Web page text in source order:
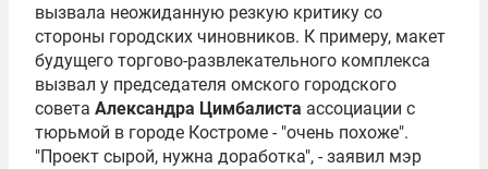
вызвала неожиданную резкую критику со
стороны городских чиновников. К примеру, макет
будущего торгово-развлекательного комплекса
вызвал у председателя омского городского
совета Александра Цимбалиста ассоциации с
тюрьмой в городе Костроме - "очень похоже".
"Проект сырой, нужна доработка", - заявил мэр